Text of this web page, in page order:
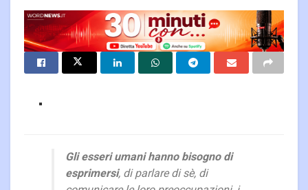
Gli esseri umani hanno bisogno di
esprimersi, di parlare di sè, di